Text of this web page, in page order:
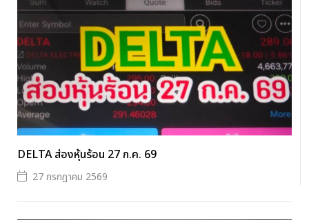
DELTA ส่องหุ้นร้อน 27 ก.ค. 69
27 กรกฎาคม 2569